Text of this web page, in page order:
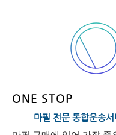
ONE STOP
마필 전문 통합운송